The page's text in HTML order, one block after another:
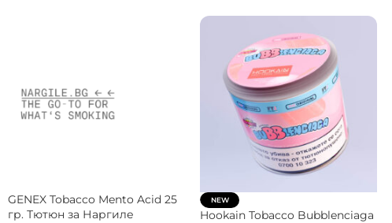
BONCHE Tobacco Lavender 30
гр. Тютюн за Наргиле
BONCHE Tobacco Mango 30 гр.
Тютюн за Наргиле